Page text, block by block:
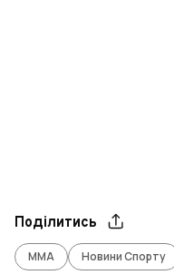
Поділитись
ММА Новини Спорту